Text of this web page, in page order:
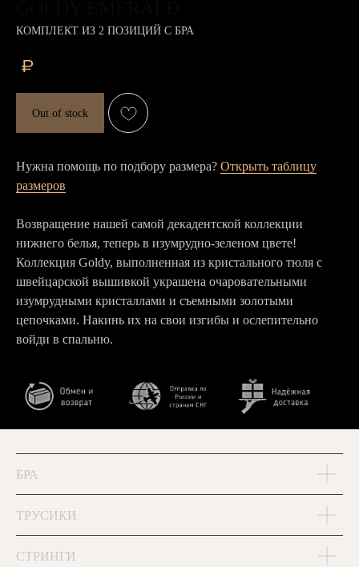
КОМПЛЕКТ ИЗ 2 ПОЗИЦИЙ С БРА
₽
Out of stock
Нужна помощь по подбору размера? Открыть таблицу
размеров
Возвращение нашей самой декадентской коллекции
нижнего белья, теперь в изумрудно-зеленом цвете!
Коллекция Goldy, выполненная из кристального тюля с
швейцарской вышивкой украшена очаровательными
изумрудными кристаллами и съемными золотыми
цепочками. Накинь их на свои изгибы и ослепительно
войди в спальню.
БРА
ТРУСИКИ
СТРИНГИ